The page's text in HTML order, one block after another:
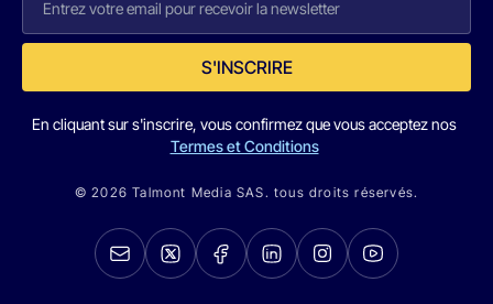
S'INSCRIRE
En cliquant sur s'inscrire, vous confirmez que vous acceptez nos
Termes et Conditions
© 2026 Talmont Media SAS. tous droits réservés.